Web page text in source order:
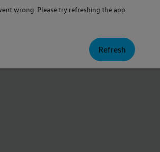
wrong. Please try refreshing the app
Refresh